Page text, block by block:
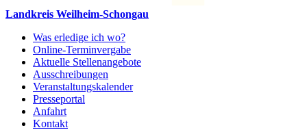
Landkreis Weilheim-Schongau
Was erledige ich wo?
Online-Terminvergabe
Aktuelle Stellenangebote
Ausschreibungen
Veranstaltungskalender
Presseportal
Anfahrt
Kontakt